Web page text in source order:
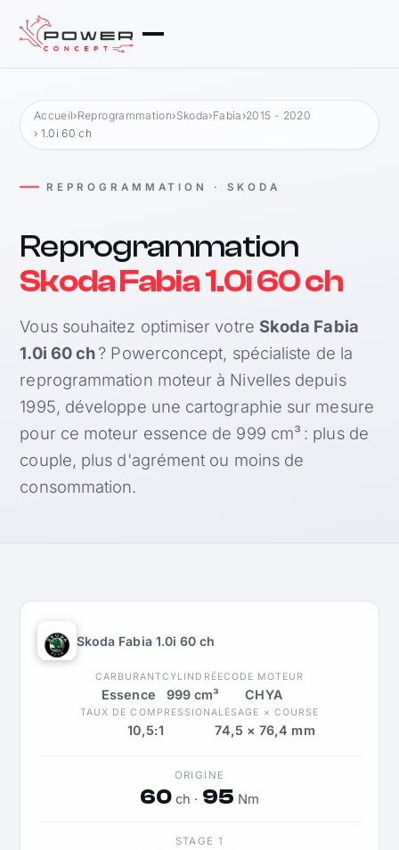
Accueil›Reprogrammation›Skoda›Fabia ›2015 - 2020
› 1.0i 60 ch
REPROGRAMMATION · SKODA
Reprogrammation
Skoda Fabia 1.0i 60 ch
Vous souhaitez optimiser votre Skoda Fabia
1.0i 60 ch? Powerconcept, spécialiste de la
reprogrammation moteur à Nivelles depuis
1995, développe une cartographie sur mesure
pour ce moteur essence de 999 cm³ : plus de
couple, plus d'agrément ou moins de
consommation.
Skoda Fabia 1.0i 60 ch
CARBURANT
Essence
CYLINDRÉE
999 cm³
CODE MOTEUR
CHYA
TAUX DE COMPRESSION
10,5:1
ALÉSAGE × COURSE
74,5 × 76,4 mm
ORIGINE
60 ch · 95 Nm
STAGE 1